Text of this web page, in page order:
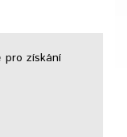
pro získání